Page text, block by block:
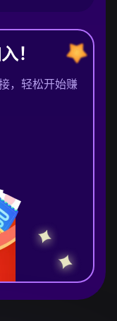
！
，轻松开始赚